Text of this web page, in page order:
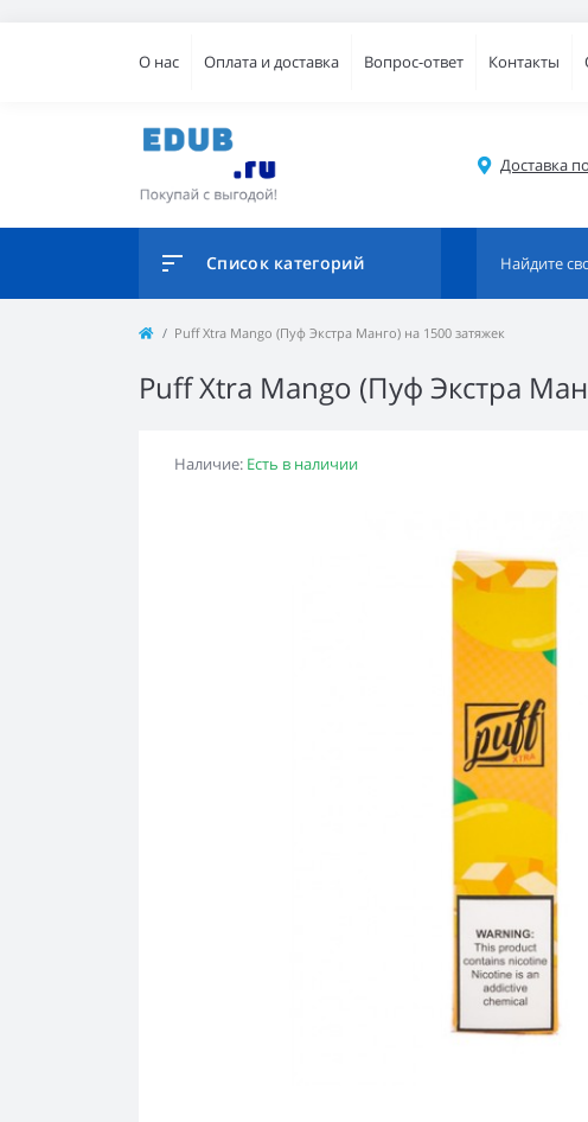
О нас Оплата и доставка Вопрос-ответ Контакты
Доставка
Список категорий
Puff Xtra Mango (Пуф Экстра Манго) на 1500 затяжек
Puff Xtra Mango (Пуф Экстра
Наличие: Есть в наличии